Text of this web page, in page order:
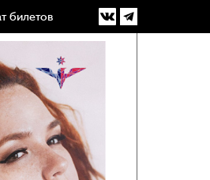
билетов